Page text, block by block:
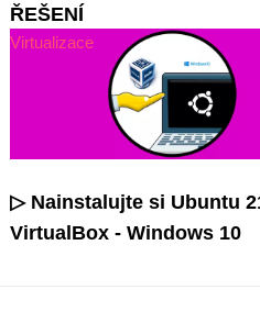
ŘEŠENÍ
Virtualizace
▷ Nainstalujte si Ubuntu
VirtualBox - Windows 10